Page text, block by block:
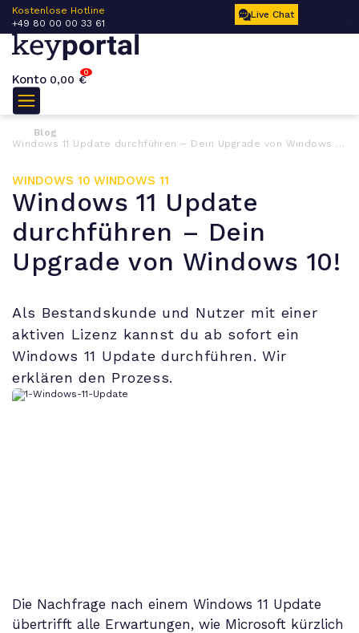
Kostenlose Hotline
+49 80 00 00 33 61
Live Chat
Konto
0
0,00 €
Blog
Windows 11 Update durchführen – Dein Upgrade von Windows 10!
WINDOWS 10 WINDOWS 11
Windows 11 Update
durchführen – Dein
Upgrade von Windows 10!
Als Bestandskunde und Nutzer mit einer
aktiven Lizenz kannst du ab sofort ein
Windows 11 Update durchführen. Wir
erklären den Prozess.
Die Nachfrage nach einem Windows 11 Update
übertrifft alle Erwartungen, wie Microsoft kürzlich